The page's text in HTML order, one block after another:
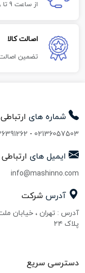
از ساعت 9 تا 18
اصالت کالا
تضمین اصالت
شماره های ارتباطی
02136057503
-
ایمیل های ارتباطی
info@mashinno.com
آدرس شرکت
آدرس : تهران ، خیابان
پلاک ۲۴
دسترسی سریع